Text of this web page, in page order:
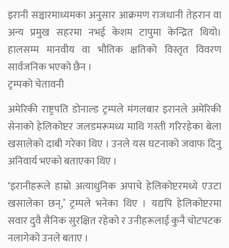
इरानी सञ्चारमाध्यमका अनुसार आक्रमण राजधानी तेहरान वा
अन्य प्रमुख सहरमा नभई केशम टापुमा केन्द्रित थियो।
हालसम्म मानवीय वा भौतिक क्षतिको विस्तृत विवरण
सार्वजनिक भएको छैन ।
ट्रम्पको चेतावनी
अमेरिकी राष्ट्रपति डोनाल्ड ट्रम्पले मंगलबार इरानले अमेरिकी
सेनाको हेलिकोप्टर जलडमरूमध्य माथि गस्ती गरिरहेका बेला
खसालेको दाबी गरेका थिए । उनले यस घटनाको जवाफ दिनु
अनिवार्य भएको बताएका थिए ।
‘इरानीहरूले हाम्रो अत्याधुनिक अपाचे हेलिकोप्टरमध्ये एउटा
खसालेका छन्,’ ट्रम्पले भनेका थिए । यद्यपि हेलिकोप्टरमा
सवार दुवै सैनिक सुरक्षित रहेको र उनीहरूलाई कुनै चोटपटक
नलागेको उनले बताए ।